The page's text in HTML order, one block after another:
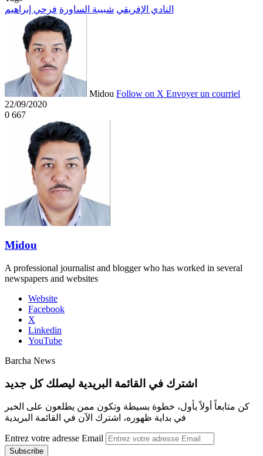
النادي الإفريقي شبيبة الساورة فرحي إبراهيم
Midou Follow on X Envoyer un courriel
22/09/2020
0 667
Midou
A professional journalist and blogger who has worked in several
newspapers and websites
Website
Facebook
X
Linkedin
YouTube
Barcha News
اشترك في القائمة البريدية ليصلك كل جديد
كن متابعاً أولاً بأول، خطوة بسيطة وتكون ممن يطلعون على الخبر
في بداية ظهوره، اشترك الآن في القائمة البريدية
Entrez votre adresse Email